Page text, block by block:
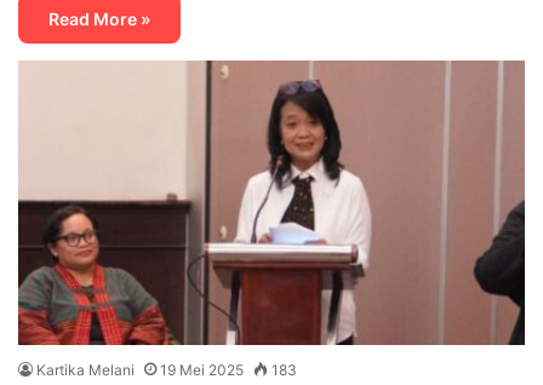
Read More »
Kartika Melani 19 Mei 2025 183